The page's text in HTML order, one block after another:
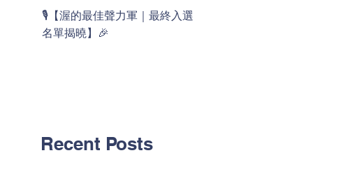
🎙️【渥的最佳聲力軍｜最終入選
名單揭曉】🎉
Recent Posts